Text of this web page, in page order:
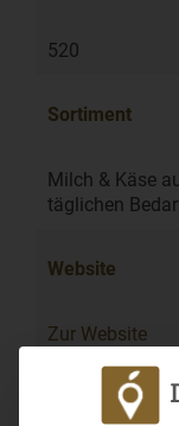
520
Sortiment
Milch & Käse
täglichen
Website
Zur Website